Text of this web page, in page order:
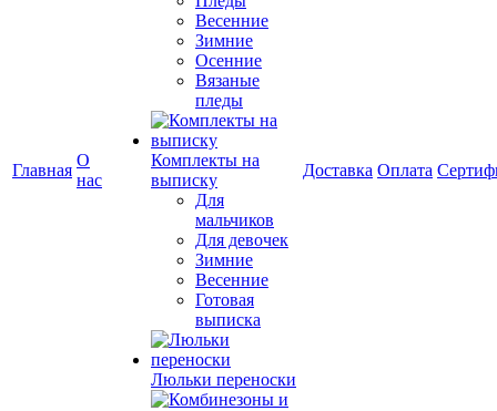
Главная
О
нас
Весенние
Зимние
Осенние
Вязаные
пледы
Комплекты на
выписку
Для
мальчиков
Для девочек
Зимние
Весенние
Готовая
выписка
Люльки переноски
Доставка Оплата